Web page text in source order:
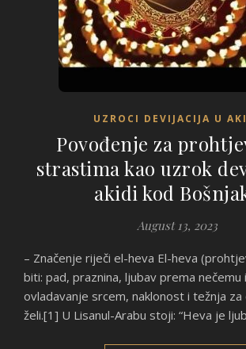
UZROCI DEVIJACIJA U
Povođenje za
strastima kao uzrok
akidi kod
August 13, 2023
– Značenje riječi el-heva El-heva (prohtjev, strast) može
biti: pad, praznina, ljubav prema nečemu
ovladavanje srcem, naklonost i težnja za
želi.[1] U Lisanul-Arabu stoji: “Heva je